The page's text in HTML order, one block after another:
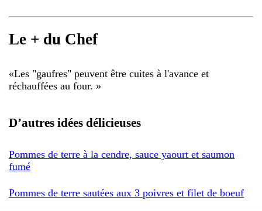
Le + du Chef
«Les "gaufres" peuvent être cuites à l'avance et
réchauffées au four. »
D’autres idées délicieuses
Pommes de terre à la cendre, sauce yaourt et saumon
fumé
Pommes de terre sautées aux 3 poivres et filet de boeuf